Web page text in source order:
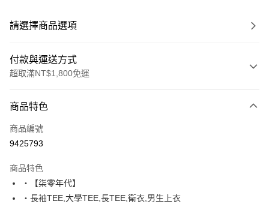
請選擇商品選項
付款與運送方式
超取滿NT$1,800免運
信用卡一次付款
超商取貨付款
Apple Pay
商品特色
商品編號
9425793
商品特色
‧【柒零年代】
‧長袖TEE,大學TEE,長TEE,衛衣,男生上衣